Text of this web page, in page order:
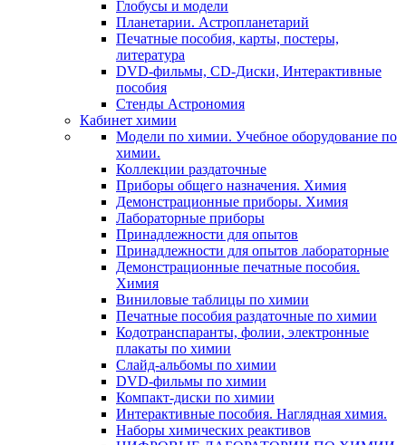
Глобусы и модели
Планетарии. Астропланетарий
Печатные пособия, карты, постеры,
литература
DVD-фильмы, CD-Диски, Интерактивные
пособия
Стенды Астрономия
Кабинет химии
Модели по химии. Учебное оборудование по
химии.
Коллекции раздаточные
Приборы общего назначения. Химия
Демонстрационные приборы. Химия
Лабораторные приборы
Принадлежности для опытов
Принадлежности для опытов лабораторные
Демонстрационные печатные пособия.
Химия
Виниловые таблицы по химии
Печатные пособия раздаточные по химии
Кодотранспаранты, фолии, электронные
плакаты по химии
Слайд-альбомы по химии
DVD-фильмы по химии
Компакт-диски по химии
Интерактивные пособия. Наглядная химия.
Наборы химических реактивов